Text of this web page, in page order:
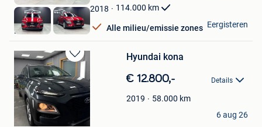
Favorieten
2018 114.000 km
Alle milieu/emissie zones
E&L Cars
Herstal
Eergisteren
Bewaren
in
Mijn
Favorieten
Hyundai kona
€ 12.800,- Details
2019 58.000 km
Nena van duysen
Hamme
6 aug 26